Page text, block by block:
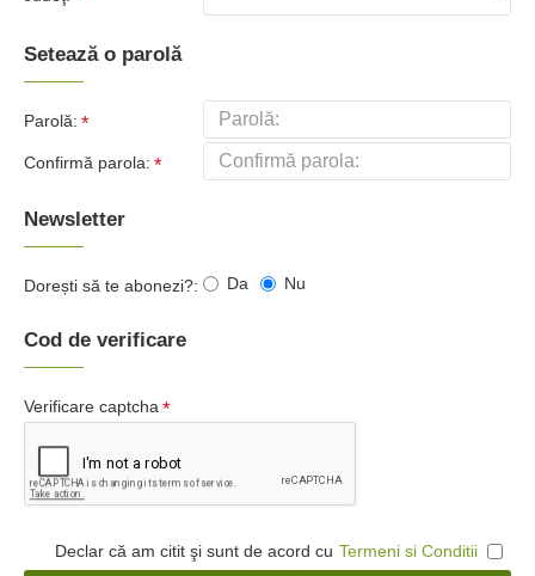
Setează o parolă
Parolă:
Confirmă parola:
Newsletter
Dorești să te abonezi?: Da Nu
Cod de verificare
Verificare captcha
Declar că am citit şi sunt de acord cu Termeni si Conditii